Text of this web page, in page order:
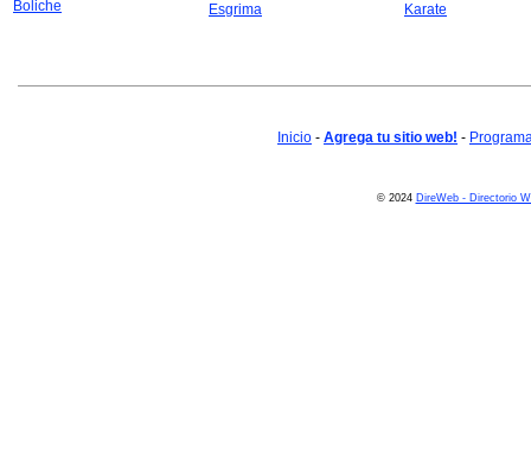
Boliche
Esgrima
Karate
Inicio - Agrega tu sitio web! -
© 2024 DireWeb - Directorio